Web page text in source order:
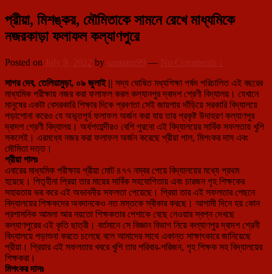
প্রীয়া, মিশঙ্কর, মৌমিতাকে সামনে রেখে মাধ্যমিকে
নজরকাড়া ফলাফল কল্যাণপুরে
Posted on July 9, 2022 by santanu99 — No Comments ↓
সাগর দেব, তেলিয়ামুড়া, ০৯ জুলাই || সদ্য ঘোষিত মধ্যশিক্ষা পর্ষদ পরিচালিত এই বছরের
মাধ্যমিক পরীক্ষায় নজর করা ফলাফল করল কল্যানপুর দ্বাদশ শ্রেণী বিদ্যালয়। যেখানে
মানুষের একটা বেসরকারি শিক্ষার দিকে প্রবণতা সেই জায়গায় দাঁড়িয়ে সরকারি বিদ্যালয়ে
পড়াশোনা করেও যে অভূতপূর্ব ফলাফল অর্জন করা যায় তার প্রকৃষ্ট উদাহরণ কল্যাণপুর
দ্বাদশ শ্রেণী বিদ্যালয়। অর্ধশতাব্দীরও বেশি পুরনো এই বিদ্যালয়ের সার্বিক সফলতায় খুশি
সকলেই। এরমধ্যে নজর করা ফলাফল অর্জন করেছে প্রীয়া পাল, মিশংকর দাস এবং
মৌমিতা দত্ত।
প্রীয়া পালঃ
এবারের মাধ্যমিক পরীক্ষায় প্রীয়া মোট ৪৭৭ নম্বর পেয়ে বিদ্যালয়ের মধ্যে প্রথম
হয়েছে। পিতৃহীনা প্রিয়া তার মায়ের সার্বিক সহযোগিতায় এবং চারজন গৃহ শিক্ষকের
সহায়তায় ভর করে এই অভাবনীয় সফলতা পেয়েছে। প্রিয়া তার এই সফলতার পেছনে
বিদ্যালয়ের শিক্ষকদের অবদানকেও নত মস্তকে স্বীকার করছে। আগামী দিনে হয় কোন
প্রশাসনিক আমলা আর নয়তো শিক্ষকতার পেশাকে বেছে নেওয়ার স্বপ্ন দেখছে
কল্যাণপুরের এই কৃতি ছাত্রী। বর্তমানে সে বিজ্ঞান বিভাগ নিয়ে কল্যাণপুর দ্বাদশ শ্রেনী
বিদ্যালয়ে পড়াশুনা করতে চলেছে বলে আমাদের সাথে একান্ত সাক্ষাৎকারে জানিয়েছে
প্রীয়া। প্রিয়ার এই সফলতার খবরে খুশি তার পরিবার-পরিজন, গৃহ শিক্ষক সহ বিদ্যালয়ের
শিক্ষকরা।
মিশংকর দাসঃ